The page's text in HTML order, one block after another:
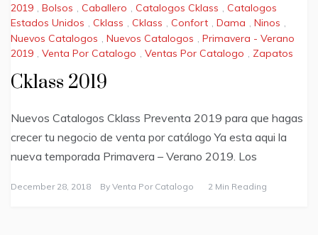
2019 Bolsos Caballero Catalogos Cklass
Catalogos
Estados Unidos , Cklass , Cklass , Confort , Dama , Ninos ,
Nuevos Catalogos
Nuevos Catalogos
Primavera - Verano
2019 , Venta Por Catalogo , Ventas Por Catalogo , Zapatos
Cklass 2019
Nuevos Catalogos Cklass Preventa 2019 para que hagas
crecer tu negocio de venta por catálogo Ya esta aqui la
nueva temporada Primavera – Verano 2019. Los
December 28, 2018 By Venta Por Catalogo 2 Min Reading